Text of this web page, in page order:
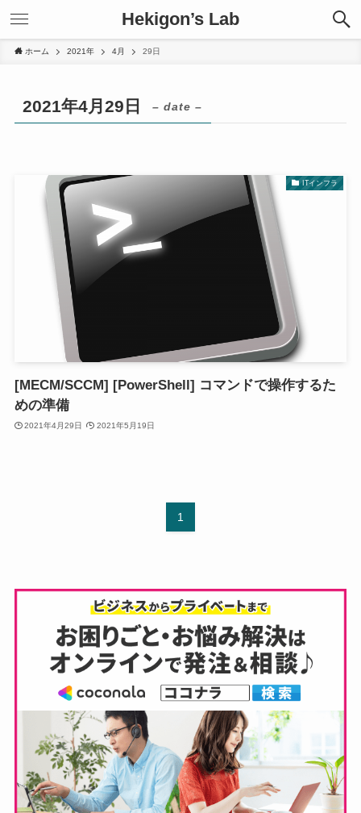
Hekigon’s Lab
ホーム 2021年 4月 29日
2021年4月29日 – date –
ITインフラ
[MECM/SCCM] [PowerShell] コマンドで操作するた
めの準備
2021年4月29日 2021年5月19日
1